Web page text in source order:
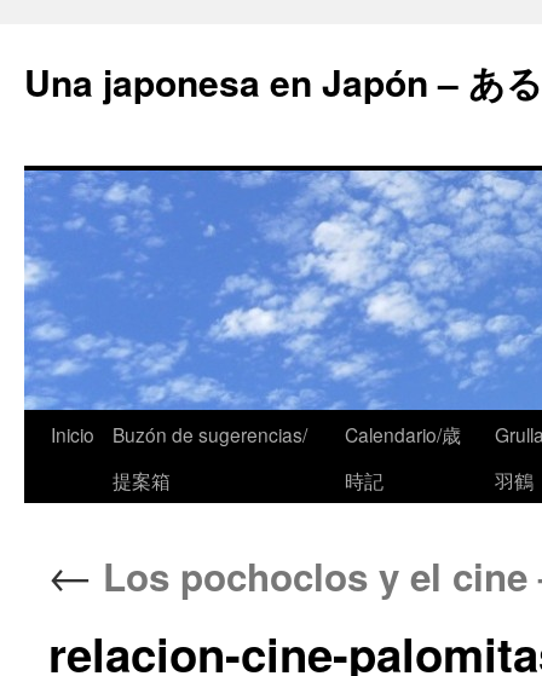
Una japonesa en Japón – あ
Inicio
Buzón de sugerencias/
提案箱
Calendario/歳
時記
羽鶴
← Los pochoclos y el cine
relacion-cine-